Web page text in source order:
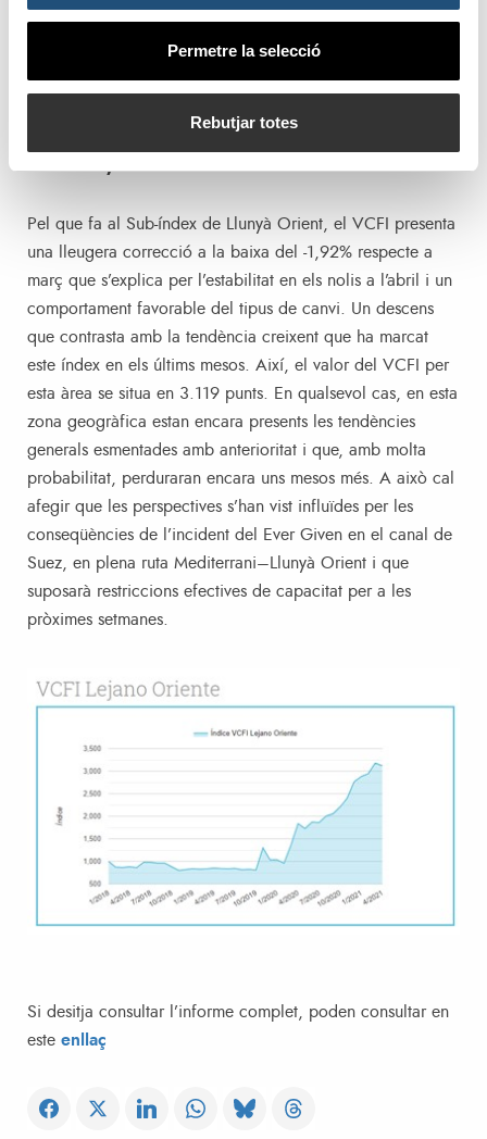
Permetre la selecció
Rebutjar totes
Pel que fa al Sub-índex de Llunyà Orient, el VCFI presenta
una lleugera correcció a la baixa del -1,92% respecte a
març que s’explica per l’estabilitat en els nolis a l’abril i un
comportament favorable del tipus de canvi. Un descens
que contrasta amb la tendència creixent que ha marcat
este índex en els últims mesos. Així, el valor del VCFI per
esta àrea se situa en 3.119 punts. En qualsevol cas, en esta
zona geogràfica estan encara presents les tendències
generals esmentades amb anterioritat i que, amb molta
probabilitat, perduraran encara uns mesos més. A això cal
afegir que les perspectives s’han vist influïdes per les
conseqüències de l’incident del Ever Given en el canal de
Suez, en plena ruta Mediterrani–Llunyà Orient i que
suposarà restriccions efectives de capacitat per a les
pròximes setmanes.
Si desitja consultar l’informe complet, poden consultar en
este enllaç